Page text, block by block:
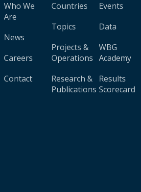
Who We
Are
News
Careers
Contact
Countries
Topics
Projects &
Operations
Research &
Publications
Events
Data
WBG
Academy
Results
Scorecard